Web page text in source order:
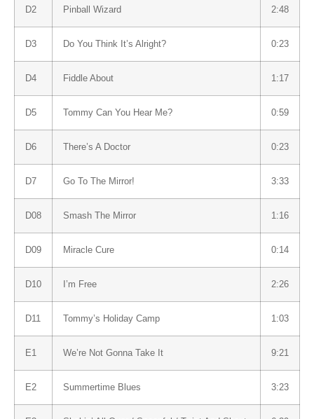
D2 Pinball Wizard 2:48
D3 Do You Think It’s Alright? 0:23
D4 Fiddle About 1:17
D5 Tommy Can You Hear Me? 0:59
D6 There’s A Doctor 0:23
D7 Go To The Mirror! 3:33
D08 Smash The Mirror 1:16
D09 Miracle Cure 0:14
D10 I’m Free 2:26
D11 Tommy’s Holiday Camp 1:03
E1 We’re Not Gonna Take It 9:21
E2 Summertime Blues 3:23